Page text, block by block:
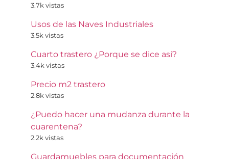
3.7k vistas
Usos de las Naves Industriales
3.5k vistas
Cuarto trastero ¿Porque se dice así?
3.4k vistas
Precio m2 trastero
2.8k vistas
¿Puedo hacer una mudanza durante la
cuarentena?
2.2k vistas
Guardamuebles para documentación